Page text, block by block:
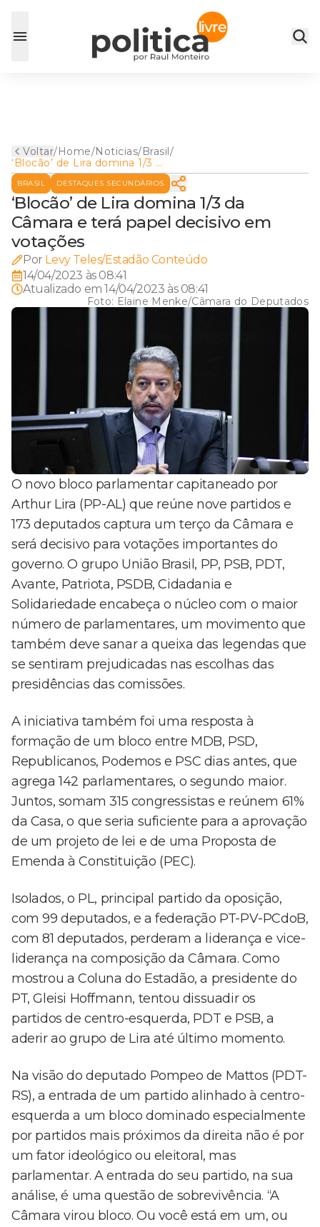
Voltar/Home/Noticias/Brasil/
‘Blocão’ de Lira domina 1/3 da
Câmara e terá papel decisivo
em votações
BRASIL DESTAQUES SECUNDÁRIOS
‘Blocão’ de Lira domina 1/3 da
Câmara e terá papel decisivo em
votações
Por Levy Teles/Estadão Conteúdo
14/04/2023 às 08:41
Atualizado em14/04/2023 às 08:41
Foto: Elaine Menke/Câmara do Deputados
O novo bloco parlamentar capitaneado por
Arthur Lira (PP-AL) que reúne nove partidos e
173 deputados captura um terço da Câmara e
será decisivo para votações importantes do
governo. O grupo União Brasil, PP, PSB, PDT,
Avante, Patriota, PSDB, Cidadania e
Solidariedade encabeça o núcleo com o maior
número de parlamentares, um movimento que
também deve sanar a queixa das legendas que
se sentiram prejudicadas nas escolhas das
presidências das comissões.
A iniciativa também foi uma resposta à
formação de um bloco entre MDB, PSD,
Republicanos, Podemos e PSC dias antes, que
agrega 142 parlamentares, o segundo maior.
Juntos, somam 315 congressistas e reúnem 61%
da Casa, o que seria suficiente para a aprovação
de um projeto de lei e de uma Proposta de
Emenda à Constituição (PEC).
Isolados, o PL, principal partido da oposição,
com 99 deputados, e a federação PT-PV-PCdoB,
com 81 deputados, perderam a liderança e vice-
liderança na composição da Câmara. Como
mostrou a Coluna do Estadão, a presidente do
PT, Gleisi Hoffmann, tentou dissuadir os
partidos de centro-esquerda, PDT e PSB, a
aderir ao grupo de Lira até último momento.
Na visão do deputado Pompeo de Mattos (PDT-
RS), a entrada de um partido alinhado à centro-
esquerda a um bloco dominado especialmente
por partidos mais próximos da direita não é por
um fator ideológico ou eleitoral, mas
parlamentar. A entrada do seu partido, na sua
análise, é uma questão de sobrevivência. “A
Câmara virou bloco. Ou você está em um, ou